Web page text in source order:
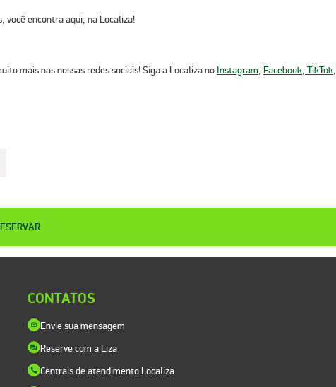
você encontra aqui, na Localiza!
mais nas nossas redes sociais! Siga a Localiza no Instagram, Facebook, TikTok,
CONTATOS
Envie sua mensagem
Reserve com a Liza
Centrais de atendimento Localiza